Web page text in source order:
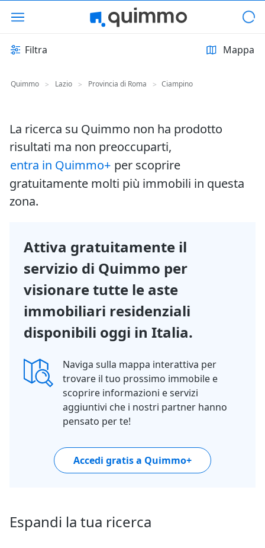
Filtra Mappa
Quimmo > Lazio > Provincia di Roma > Ciampino
La ricerca su Quimmo non ha prodotto
risultati ma non preoccuparti,
entra in Quimmo+ per scoprire
gratuitamente molti più immobili in questa
zona.
Attiva gratuitamente il
servizio di Quimmo per
visionare tutte le aste
immobiliari residenziali
disponibili oggi in Italia.
Naviga sulla mappa interattiva per
trovare il tuo prossimo immobile e
scoprire informazioni e servizi
aggiuntivi che i nostri partner hanno
pensato per te!
Accedi gratis a Quimmo+
Espandi la tua ricerca